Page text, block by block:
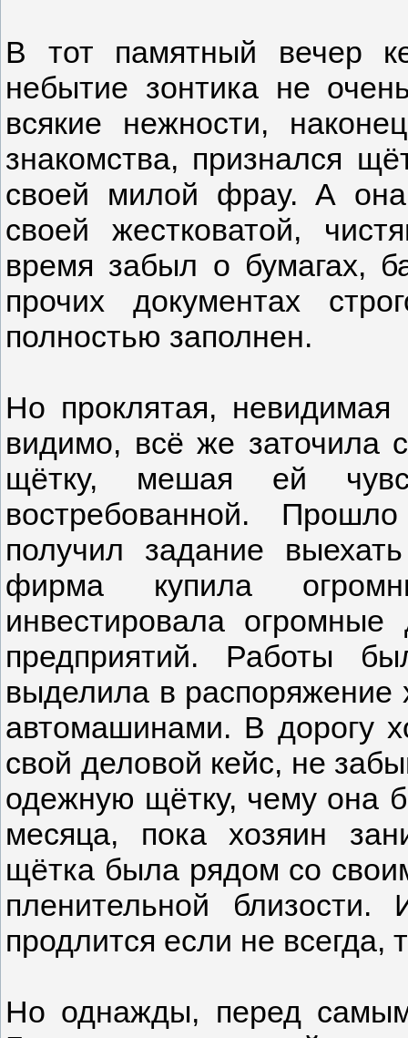
В тот памятный вечер
небытие зонтика не
всякие нежности,
знакомства, признался
своей милой фрау. А она
своей жестковатой,
время забыл о бумагах,
прочих документах
полностью заполнен.
Но проклятая,
видимо, всё же заточила
щётку, мешая ей
востребованной.
получил задание
фирма купила
инвестировала
предприятий. Работы
выделила в распоряжение
автомашинами. В дорогу
свой деловой кейс, не
одежную щётку, чему она
месяца, пока хозяин
щётка была рядом со
пленительной
продлится если не всегда,
Но однажды, перед